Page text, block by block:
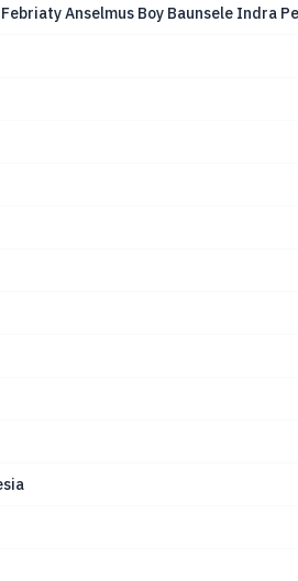
Anselmus Boy Baunsele Indra